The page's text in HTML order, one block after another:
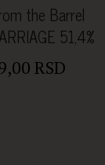
the Barrel
51,4%
0.5LRSD